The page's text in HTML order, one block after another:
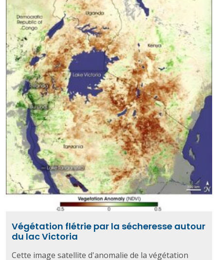
Végétation flétrie par la sécheresse autour
du lac Victoria
Cette image satellite d'anomalie de la végétation